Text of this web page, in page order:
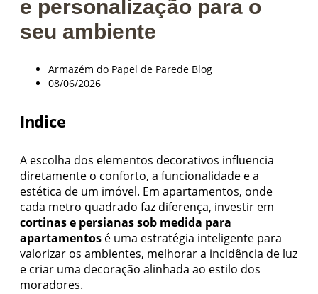
e personalização para o
seu ambiente
Armazém do Papel de Parede Blog
08/06/2026
Indice
A escolha dos elementos decorativos influencia
diretamente o conforto, a funcionalidade e a
estética de um imóvel. Em apartamentos, onde
cada metro quadrado faz diferença, investir em
cortinas e persianas sob medida para
apartamentos é uma estratégia inteligente para
valorizar os ambientes, melhorar a incidência de luz
e criar uma decoração alinhada ao estilo dos
moradores.